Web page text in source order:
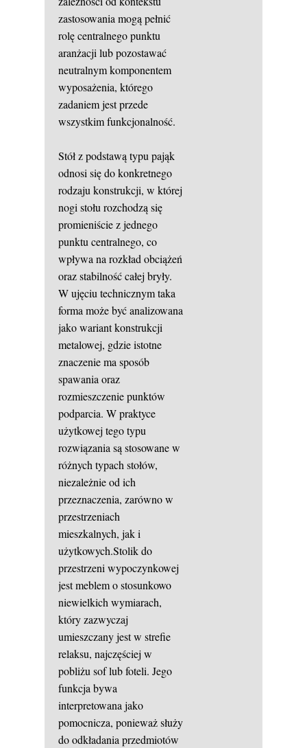
zastosowania mogą pełnić
rolę centralnego punktu
aranżacji lub pozostawać
neutralnym komponentem
wyposażenia, którego
zadaniem jest przede
wszystkim funkcjonalność.
Stół z podstawą typu pająk
odnosi się do konkretnego
rodzaju konstrukcji, w której
nogi stołu rozchodzą się
promieniście z jednego
punktu centralnego, co
wpływa na rozkład obciążeń
oraz stabilność całej bryły.
W ujęciu technicznym taka
forma może być analizowana
jako wariant konstrukcji
metalowej, gdzie istotne
znaczenie ma sposób
spawania oraz
rozmieszczenie punktów
podparcia. W praktyce
użytkowej tego typu
rozwiązania są stosowane w
różnych typach stołów,
niezależnie od ich
przeznaczenia, zarówno w
przestrzeniach
mieszkalnych, jak i
użytkowych.Stolik do
przestrzeni wypoczynkowej
jest meblem o stosunkowo
niewielkich wymiarach,
który zazwyczaj
umieszczany jest w strefie
relaksu, najczęściej w
pobliżu sof lub foteli. Jego
funkcja bywa
interpretowana jako
pomocnicza, ponieważ służy
do odkładania przedmiotów